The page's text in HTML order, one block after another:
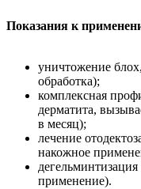
Показания к
уничтожение
обработка);
комплексная
дерматита,
в месяц);
лечение
накожное
применение).